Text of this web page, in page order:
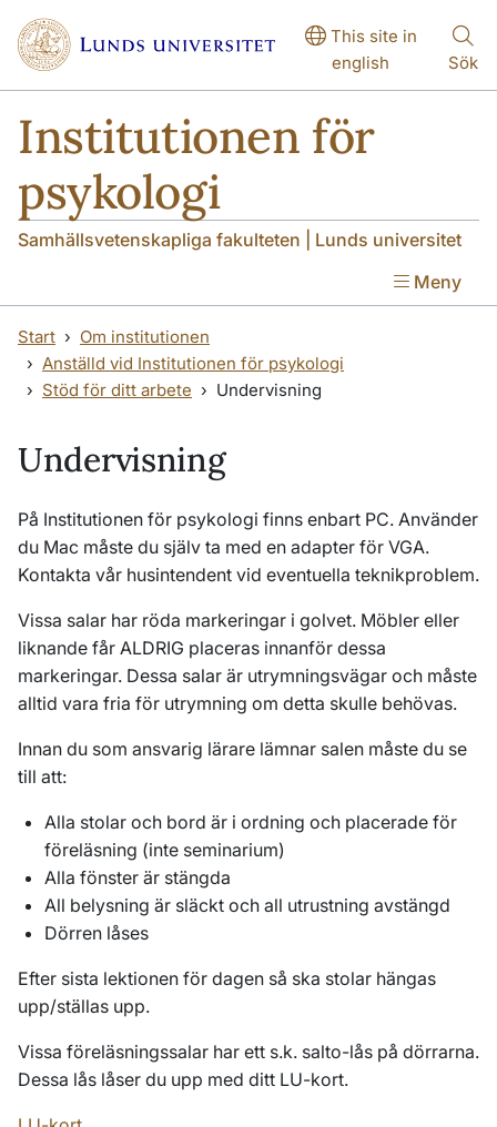
Hoppa till huvudinnehåll
Hoppa till huvudinnehåll
This site in
english
Sök
Institutionen för
psykologi
Samhällsvetenskapliga fakulteten | Lunds universitet
Meny
Start
Om institutionen
Anställd vid Institutionen för psykologi
Stöd för ditt arbete
Undervisning
Undervisning
På Institutionen för psykologi finns enbart PC. Använder
du Mac måste du själv ta med en adapter för VGA.
Kontakta vår husintendent vid eventuella teknikproblem.
Vissa salar har röda markeringar i golvet. Möbler eller
liknande får ALDRIG placeras innanför dessa
markeringar. Dessa salar är utrymningsvägar och måste
alltid vara fria för utrymning om detta skulle behövas.
Innan du som ansvarig lärare lämnar salen måste du se
till att:
Alla stolar och bord är i ordning och placerade för
föreläsning (inte seminarium)
Alla fönster är stängda
All belysning är släckt och all utrustning avstängd
Dörren låses
Efter sista lektionen för dagen så ska stolar hängas
upp/ställas upp.
Vissa föreläsningssalar har ett s.k. salto-lås på dörrarna.
Dessa lås låser du upp med ditt LU-kort.